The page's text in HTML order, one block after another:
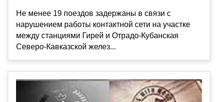
Не менее 19 поездов задержаны в связи с
нарушением работы контактной сети на участке
между станциями Гирей и Отрадо-Кубанская
Северо-Кавказской желез...